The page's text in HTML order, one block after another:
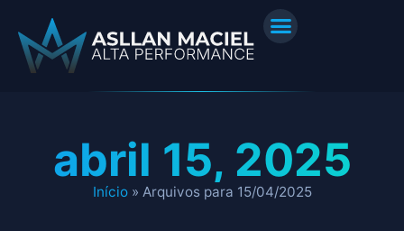
abril 15, 2025
Início» Arquivos para 15/04/2025